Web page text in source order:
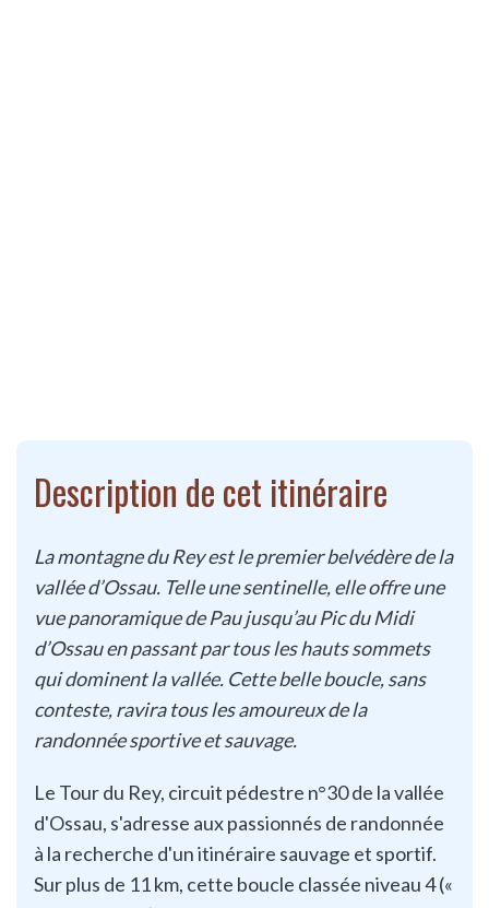
Description de cet itinéraire
La montagne du Rey est le premier belvédère de la
vallée d’Ossau. Telle une sentinelle, elle offre une
vue panoramique de Pau jusqu’au Pic du Midi
d’Ossau en passant par tous les hauts sommets
qui dominent la vallée. Cette belle boucle, sans
conteste, ravira tous les amoureux de la
randonnée sportive et sauvage.
Le Tour du Rey, circuit pédestre n°30 de la vallée
d'Ossau, s'adresse aux passionnés de randonnée
à la recherche d'un itinéraire sauvage et sportif.
Sur plus de 11 km, cette boucle classée niveau 4 («